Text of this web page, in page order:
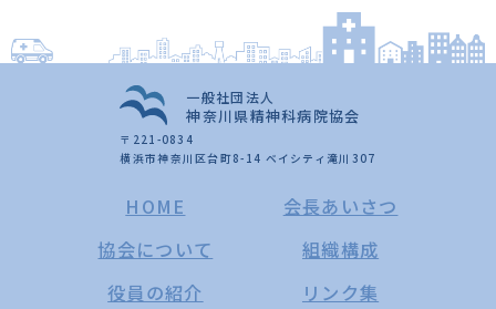
一般社団法人
神奈川県精神科病院協会
〒221-0834
横浜市神奈川区台町8-14 ベイシティ滝川307
HOME
会長あいさつ
協会について
組織構成
役員の紹介
リンク集